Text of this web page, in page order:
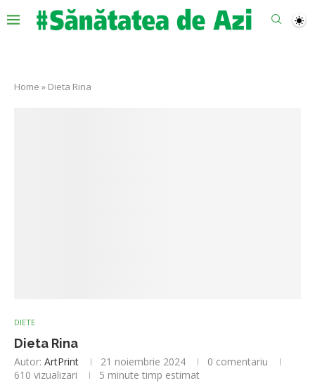
Home » Dieta Rina
DIETE
Dieta Rina
Autor: ArtPrint 21 noiembrie 2024
0 comentariu
610 vizualizari 5 minute timp estimat